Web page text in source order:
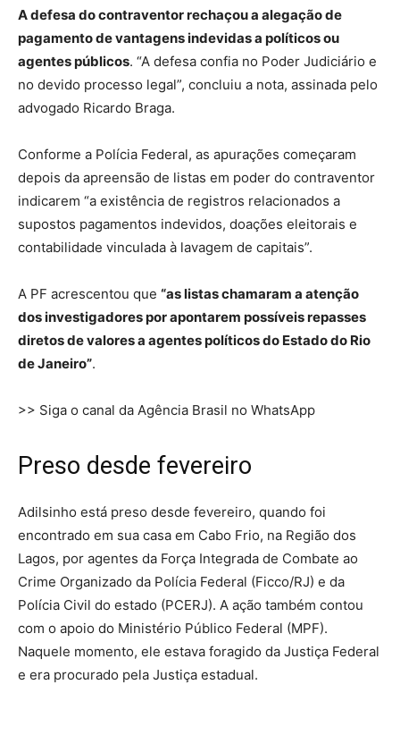
A defesa do contraventor rechaçou a alegação de
pagamento de vantagens indevidas a políticos ou
agentes públicos. “A defesa confia no Poder Judiciário e
no devido processo legal”, concluiu a nota, assinada pelo
advogado Ricardo Braga.
Conforme a Polícia Federal, as apurações começaram
depois da apreensão de listas em poder do contraventor
indicarem “a existência de registros relacionados a
supostos pagamentos indevidos, doações eleitorais e
contabilidade vinculada à lavagem de capitais”.
A PF acrescentou que “as listas chamaram a atenção
dos investigadores por apontarem possíveis repasses
diretos de valores a agentes políticos do Estado do Rio
de Janeiro”.
>> Siga o canal da Agência Brasil no WhatsApp
Preso desde fevereiro
Adilsinho está preso desde fevereiro, quando foi
encontrado em sua casa em Cabo Frio, na Região dos
Lagos, por agentes da Força Integrada de Combate ao
Crime Organizado da Polícia Federal (Ficco/RJ) e da
Polícia Civil do estado (PCERJ). A ação também contou
com o apoio do Ministério Público Federal (MPF).
Naquele momento, ele estava foragido da Justiça Federal
e era procurado pela Justiça estadual.